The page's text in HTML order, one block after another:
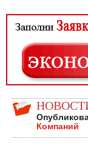
Компаний